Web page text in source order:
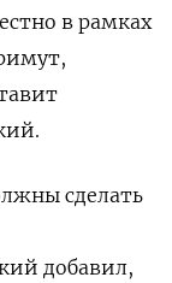
в рамках
сделать
добавил,